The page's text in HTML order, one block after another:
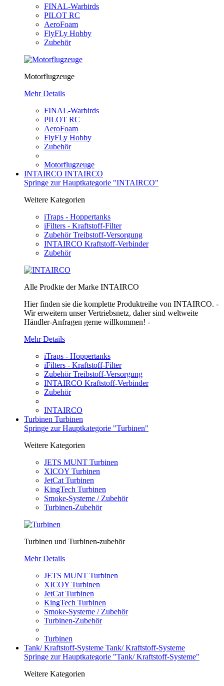
FINAL-Warbirds
PILOT RC
AeroFoam
FlyFLy Hobby
Zubehör
Motorflugzeuge
Mehr Details
FINAL-Warbirds
PILOT RC
AeroFoam
FlyFLy Hobby
Zubehör
Motorflugzeuge
INTAIRCO INTAIRCO
Springe zur Hauptkategorie "INTAIRCO"
Weitere Kategorien
iTraps - Hoppertanks
iFilters - Kraftstoff-Filter
Zubehör Treibstoff-Versorgung
INTAIRCO Kraftstoff-Verbinder
Zubehör
Alle Prodkte der Marke INTAIRCO
Hier finden sie die komplette Produktreihe von INTAIRCO. -
Wir erweitern unser Vertriebsnetz, daher sind weltweite
Händler-Anfragen gerne willkommen! -
Mehr Details
iTraps - Hoppertanks
iFilters - Kraftstoff-Filter
Zubehör Treibstoff-Versorgung
INTAIRCO Kraftstoff-Verbinder
Zubehör
INTAIRCO
Turbinen Turbinen
Springe zur Hauptkategorie "Turbinen"
Weitere Kategorien
JETS MUNT Turbinen
XICOY Turbinen
JetCat Turbinen
KingTech Turbinen
Smoke-Systeme / Zubehör
Turbinen-Zubehör
Turbinen und Turbinen-zubehör
Mehr Details
JETS MUNT Turbinen
XICOY Turbinen
JetCat Turbinen
KingTech Turbinen
Smoke-Systeme / Zubehör
Turbinen-Zubehör
Turbinen
Tank/ Kraftstoff-Systeme Tank/ Kraftstoff-Systeme
Springe zur Hauptkategorie "Tank/ Kraftstoff-Systeme"
Weitere Kategorien